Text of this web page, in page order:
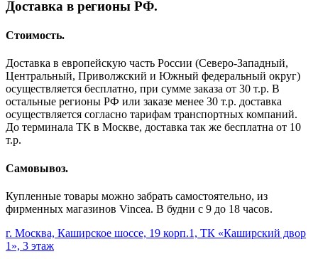
Доставка в регионы РФ.
Стоимость.
Доставка в европейскую часть России (Северо-Западный,
Центральный, Приволжский и Южный федеральный округ)
осуществляется бесплатно, при сумме заказа от 30 т.р. В
остальные регионы РФ или заказе менее 30 т.р. доставка
осуществляется согласно тарифам транспортных компаний.
До терминала ТК в Москве, доставка так же бесплатна от 10
т.р.
Самовывоз.
Купленные товары можно забрать самостоятельно, из
фирменных магазинов Vincea. В будни с 9 до 18 часов.
г. Москва, Каширское шоссе, 19 корп.1, ТК «Каширский двор
1», 3 этаж